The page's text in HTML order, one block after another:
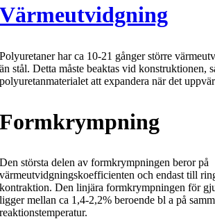
Värmeutvidgning
Polyuretaner har ca 10-21 gånger större
än stål. Detta måste beaktas vid konstruktionen,
polyuretanmaterialet att expandera när det
Formkrympning
Den största delen av formkrympningen beror på
värmeutvidgningskoefficienten och endast till
kontraktion. Den linjära formkrympningen för
ligger mellan ca 1,4-2,2% beroende bl a på
reaktionstemperatur.